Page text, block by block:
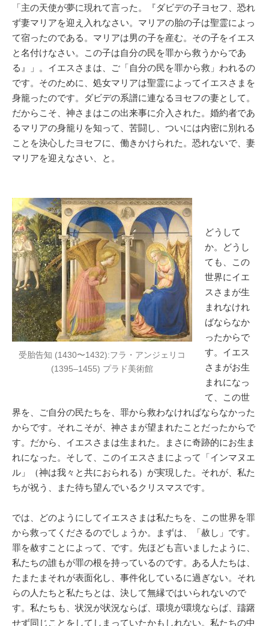
「主の天使が夢に現れて言った。『ダビデの子ヨセフ、恐れ
ず妻マリアを迎え入れなさい。マリアの胎の子は聖霊によっ
て宿ったのである。マリアは男の子を産む。その子をイエス
と名付けなさい。この子は自分の民を罪から救うからであ
る』」。イエスさまは、ご「自分の民を罪から救」われるの
です。そのために、処女マリアは聖霊によってイエスさまを
身籠ったのです。ダビデの系譜に連なるヨセフの妻として。
だからこそ、神さまはこの出来事に介入された。婚約者であ
るマリアの身籠りを知って、苦闘し、ついには内密に別れる
ことを決心したヨセフに、働きかけられた。恐れないで、妻
マリアを迎えなさい、と。
受胎告知 (1430〜1432):フラ・アンジェリコ
(1395–1455) プラド美術館
どうして
か。どうし
ても、この
世界にイエ
スさまが生
まれなけれ
ばならなか
ったからで
す。イエス
さまがお生
まれになっ
て、この世
界を、ご自分の民たちを、罪から救わなければならなかった
からです。それこそが、神さまが望まれたことだったからで
す。だから、イエスさまは生まれた。まさに奇跡的にお生ま
れになった。そして、このイエスさまによって「インマヌエ
ル」（神は我々と共におられる）が実現した。それが、私た
ちが祝う、また待ち望んでいるクリスマスです。
では、どのようにしてイエスさまは私たちを、この世界を罪
から救ってくださるのでしょうか。まずは、「赦し」です。
罪を赦すことによって、です。先ほども言いましたように、
私たちの誰もが罪の根を持っているのです。ある人たちは、
たまたまそれが表面化し、事件化しているに過ぎない。それ
らの人たちと私たちとは、決して無縁ではいられないので
す。私たちも、状況が状況ならば、環境が環境ならば、躊躇
せず同じことをしてしまっていたかもしれない。私たちの中